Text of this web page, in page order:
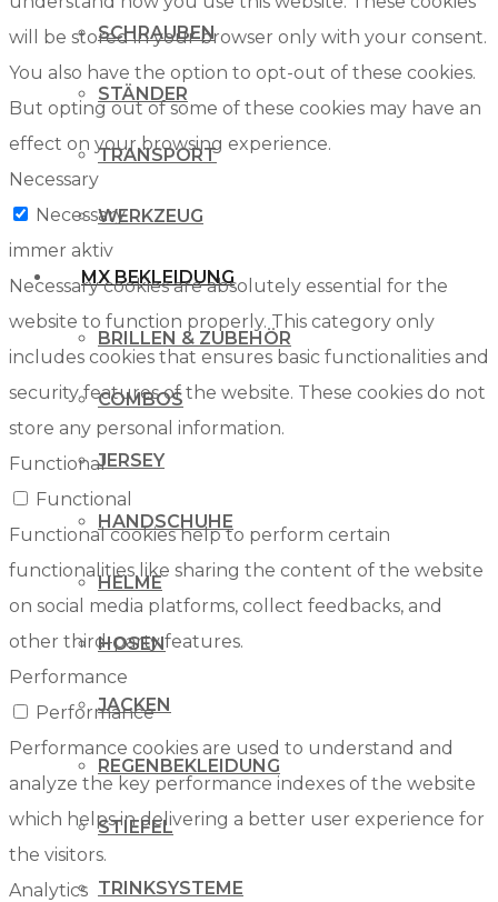
SCHRAUBEN
STÄNDER
TRANSPORT
WERKZEUG
MX BEKLEIDUNG
BRILLEN & ZUBEHÖR
COMBOS
JERSEY
HANDSCHUHE
HELME
HOSEN
JACKEN
REGENBEKLEIDUNG
STIEFEL
TRINKSYSTEME
will be stored in your browser only with your consent.
You also have the option to opt-out of these cookies.
But opting out of some of these cookies may have an
effect on your browsing experience.
Necessary
Necessary
immer aktiv
Necessary cookies are absolutely essential for the
website to function properly. This category only
includes cookies that ensures basic functionalities and
security features of the website. These cookies do not
store any personal information.
Functional
Functional
Functional cookies help to perform certain
functionalities like sharing the content of the website
on social media platforms, collect feedbacks, and
other third-party features.
Performance
Performance
Performance cookies are used to understand and
analyze the key performance indexes of the website
which helps in delivering a better user experience for
the visitors.
Analytics